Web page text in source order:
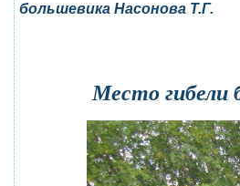
большевика Насонова Т.Г.
Место гибели